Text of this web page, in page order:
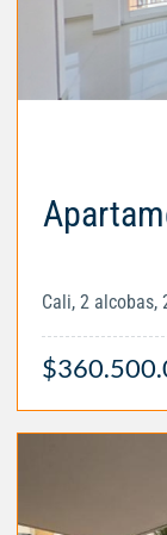
Cali, 2 alcobas,